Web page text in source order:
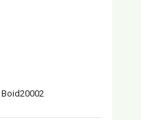
Boid20002